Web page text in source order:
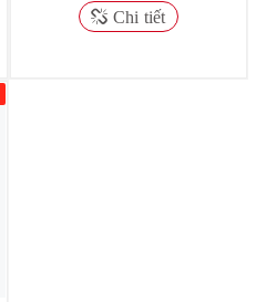
Chi tiết